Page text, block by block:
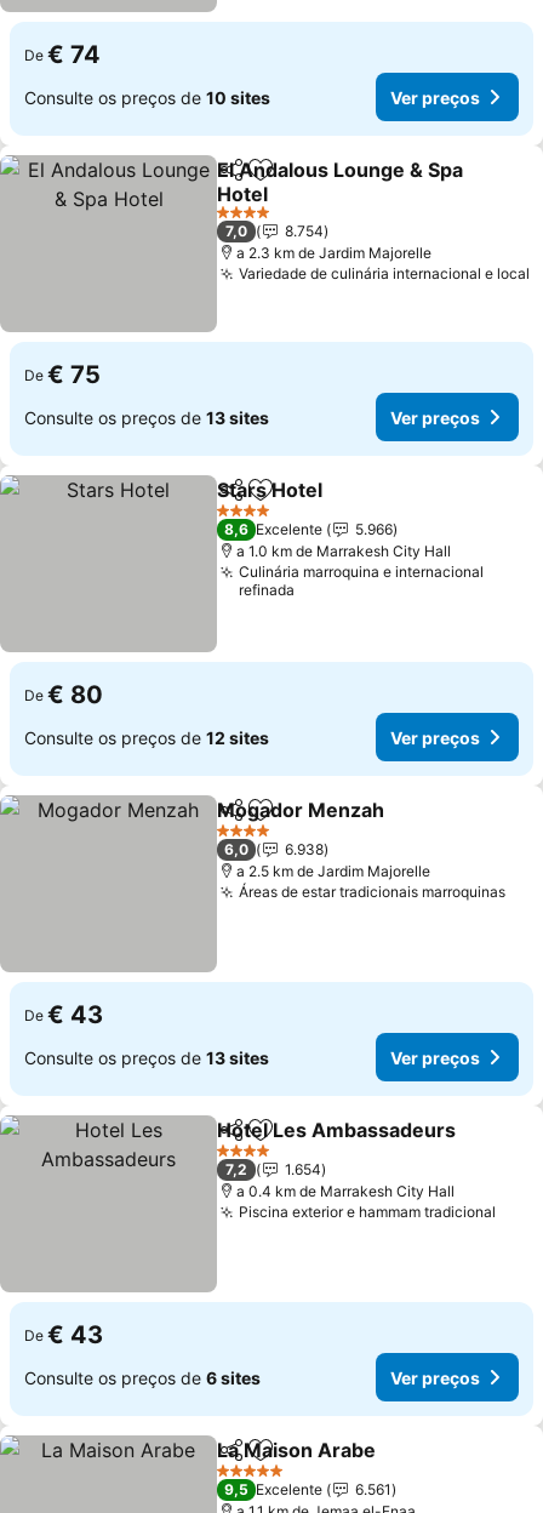
De € 74
Consulte os preços de 10 sites Ver preços
PartilharAdicionar aos favoritos
El Andalous Lounge & Spa
Hotel
Ver preços
4 Estrelas
7,0
8.754
a 2.3 km de Jardim Majorelle
Variedade de culinária internacional e local
De € 75
Consulte os preços de 13 sites Ver preços
PartilharAdicionar aos favoritos
Stars Hotel
4 Estrelas
8,6 Excelente
5.966
a 1.0 km de Marrakesh City Hall
Culinária marroquina e internacional
refinada
De € 80
Consulte os preços de 12 sites Ver preços
PartilharAdicionar aos favoritos
Mogador Menzah
4 Estrelas
6,0
6.938
a 2.5 km de Jardim Majorelle
Áreas de estar tradicionais marroquinasVer
De € 43
Consulte os preços de 13 sites Ver preços
PartilharAdicionar aos favoritos
Hotel Les Ambassadeurs
4 Estrelas
7,2
1.654
a 0.4 km de Marrakesh City Hall
Piscina exterior e hammam tradicional
De € 43
Consulte os preços de 6 sites Ver preços
PartilharAdicionar aos favoritos
La Maison Arabe
5 Estrelas
9,5 Excelente
6.561